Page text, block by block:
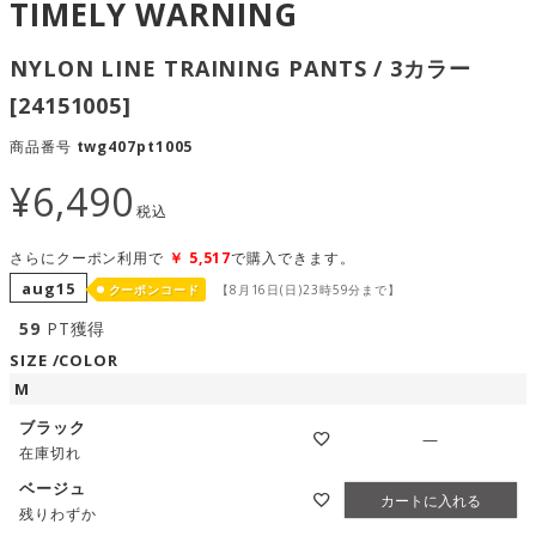
TIMELY WARNING
NYLON LINE TRAINING PANTS / 3カラー
[24151005]
商品番号 twg407pt1005
¥6,490 税込
さらにクーポン利用で ￥ 5,517で購入できます。
aug15 クーポンコード 【8月16日(日)23時59分まで】
59 PT獲得
SIZE COLOR
M
ブラック
在庫切れ
—
ベージュ
残りわずか
カートに入れる